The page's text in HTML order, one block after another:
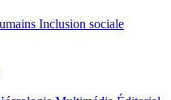
Inclusion sociale